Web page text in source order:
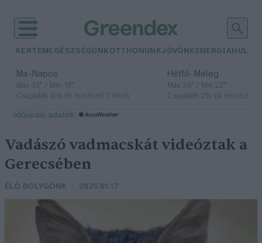
KERTEM EGÉSZSÉGÜNK OTTHONUNKJÖVŐNK ENERGIA
Ma– Napos
Max 33° / Min 18°
Csapadék: 0% (0 mm)Szél: 7 km/h
Hétfő– Meleg
Max 36° / Min 22°
Csapadék: 2% (0 mm)Szél:
időjárási adatok:
Vadászó vadmacskát videóztak a
Gerecsében
ÉLŐ BOLYGÓNK 2025.01.17